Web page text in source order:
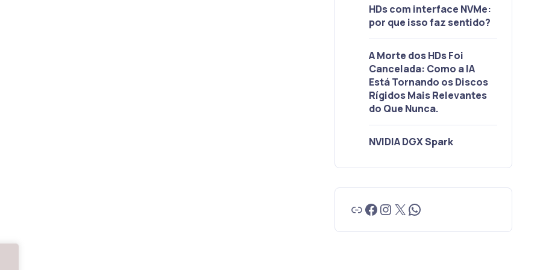
HDs com interface NVMe:
por que isso faz sentido?
A Morte dos HDs Foi
Cancelada: Como a IA
Está Tornando os Discos
Rígidos Mais Relevantes
do Que Nunca.
NVIDIA DGX Spark
LinkFacebook
Instagram
X WhatsApp